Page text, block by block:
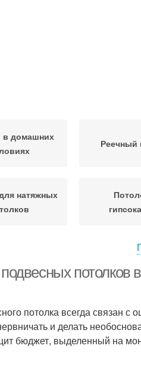
в домашних
Реечный
натяжных
доме
потолков в
потолка всегда связан с
и делать
бюджет, выделенный на